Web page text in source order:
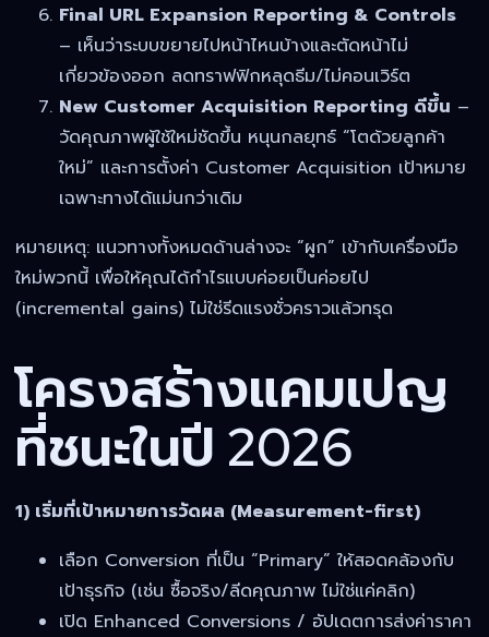
Final URL Expansion Reporting & Controls
– เห็นว่าระบบขยายไปหน้าไหนบ้างและตัดหน้าไม่
เกี่ยวข้องออก ลดทราฟฟิกหลุดธีม/ไม่คอนเวิร์ต
New Customer Acquisition Reporting ดีขึ้น –
วัดคุณภาพผู้ใช้ใหม่ชัดขึ้น หนุนกลยุทธ์ “โตด้วยลูกค้า
ใหม่” และการตั้งค่า Customer Acquisition เป้าหมาย
เฉพาะทางได้แม่นกว่าเดิม
หมายเหตุ: แนวทางทั้งหมดด้านล่างจะ “ผูก” เข้ากับเครื่องมือ
ใหม่พวกนี้ เพื่อให้คุณได้กำไรแบบค่อยเป็นค่อยไป
(incremental gains) ไม่ใช่รีดแรงชั่วคราวแล้วทรุด
โครงสร้างแคมเปญ
ที่ชนะในปี 2026
1) เริ่มที่เป้าหมายการวัดผล (Measurement-first)
เลือก Conversion ที่เป็น “Primary” ให้สอดคล้องกับ
เป้าธุรกิจ (เช่น ซื้อจริง/ลีดคุณภาพ ไม่ใช่แค่คลิก)
เปิด Enhanced Conversions / อัปเดตการส่งค่าราคา